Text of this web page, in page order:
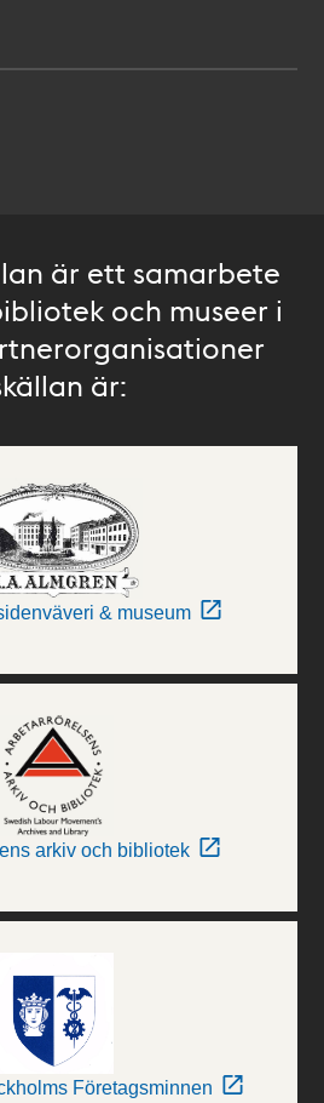
är ett samarbete
och museer i
är:
& museum
arkiv och bibliotek
Företagsminnen